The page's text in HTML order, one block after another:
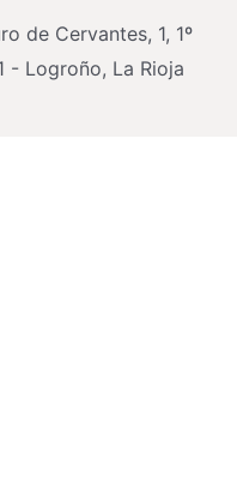
de Cervantes, 1, 1º
- Logroño, La Rioja